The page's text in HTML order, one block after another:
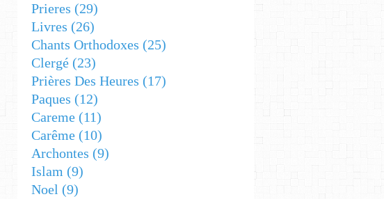
Prieres (29)
Livres (26)
Chants Orthodoxes (25)
Clergé (23)
Prières Des Heures (17)
Paques (12)
Careme (11)
Carême (10)
Archontes (9)
Islam (9)
Noel (9)